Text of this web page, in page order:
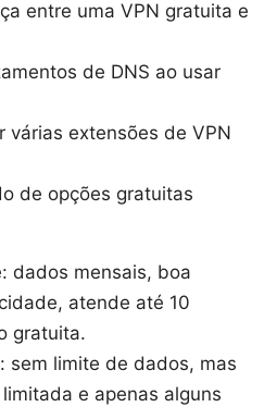
entre uma VPN gratuita e
de DNS ao usar
várias extensões de VPN
de opções gratuitas
dados mensais, boa
atende até 10
gratuita.
sem limite de dados, mas
e apenas alguns